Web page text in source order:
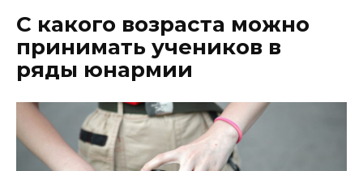
С какого возраста можно
принимать учеников в
ряды юнармии